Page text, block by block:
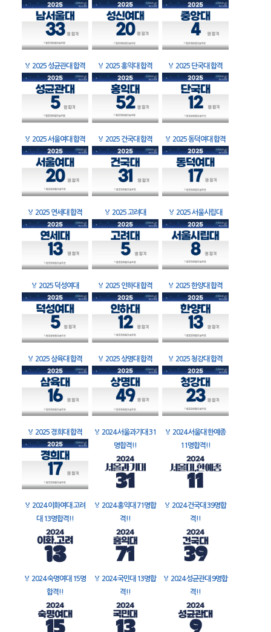
🏅 2025 성균관대 합격 🏅 2025 홍익대 합격 🏅 2025 단국대 합격
🏅 2025 서울여대 합격 🏅 2025 건국대 합격 🏅 2025 동덕여대 합격
🏅 2025 연세대 합격 🏅 2025 고려대 🏅 2025 서울시립대
🏅 2025 덕성여대 🏅 2025 인하대 합격 🏅 2025 한양대 합격
🏅 2025 삼육대 합격 🏅 2025 상명대 합격 🏅 2025 청강대 합격
🏅 2025 경희대 합격 🏅 2024 서울과기대 31
명합격!!
🏅 2024 서울대 한예종
11명합격!!
🏅 2024 이화여대 고려
대 13명합격!!
🏅 2024 홍익대 71명합
격!!
🏅 2024 건국대 39명합
격!!
🏅 2024 숙명여대 15명
합격!!
🏅 2024 국민대 13명합
격!!
🏅 2024 성균관대 9명합
격!!